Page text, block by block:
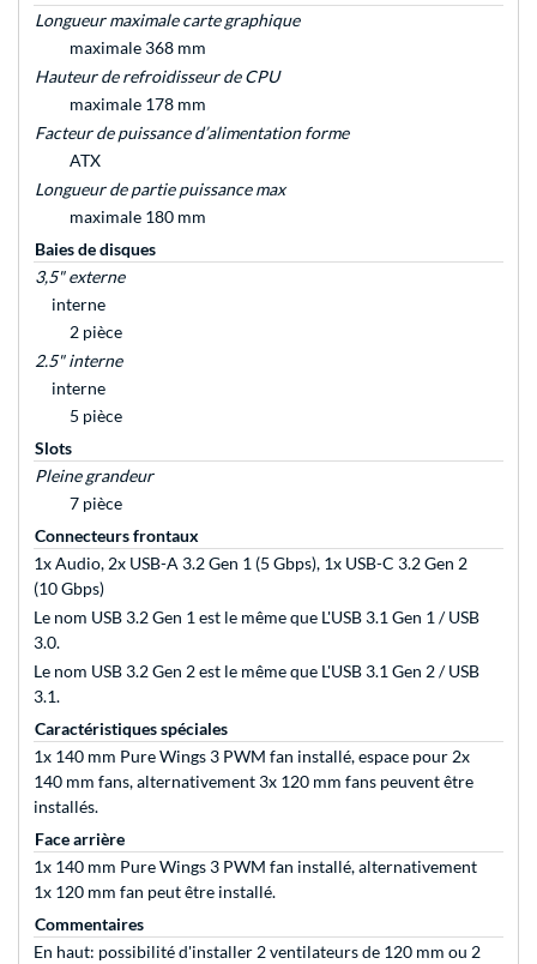
Longueur maximale carte graphique
maximale 368 mm
Hauteur de refroidisseur de CPU
maximale 178 mm
Facteur de puissance d’alimentation forme
ATX
Longueur de partie puissance max
maximale 180 mm
Baies de disques
3,5" externe
interne
2 pièce
2.5" interne
interne
5 pièce
Slots
Pleine grandeur
7 pièce
Connecteurs frontaux
1x Audio, 2x USB-A 3.2 Gen 1 (5 Gbps), 1x USB-C 3.2 Gen 2
(10 Gbps)
Le nom USB 3.2 Gen 1 est le même que L'USB 3.1 Gen 1 / USB
3.0.
Le nom USB 3.2 Gen 2 est le même que L'USB 3.1 Gen 2 / USB
3.1.
Caractéristiques spéciales
1x 140 mm Pure Wings 3 PWM fan installé, espace pour 2x
140 mm fans, alternativement 3x 120 mm fans peuvent être
installés.
Face arrière
1x 140 mm Pure Wings 3 PWM fan installé, alternativement
1x 120 mm fan peut être installé.
Commentaires
En haut: possibilité d'installer 2 ventilateurs de 120 mm ou 2